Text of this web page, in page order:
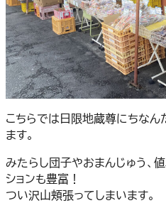
こちらでは日限地蔵尊にちな
ます。
みたらし団子やおまんじゅう、
ションも豊富！
つい沢山頬張ってしまいます。